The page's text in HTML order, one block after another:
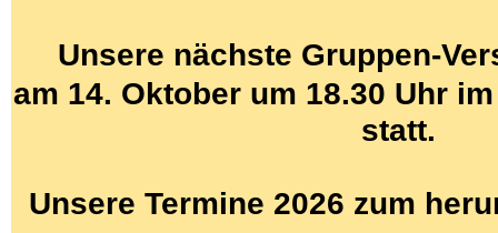
Unsere nächste Gruppen-
am 14. Oktober um 18.30 Uhr
statt.
Unsere Termine 2026 zum